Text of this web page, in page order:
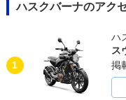
ハスクバーナのアク
1
ハ
ス
掲